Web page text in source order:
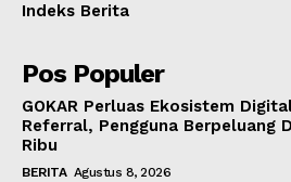
Indeks Berita
Pos Populer
GOKAR Perluas Ekosistem
Referral, Pengguna Berpeluang
Ribu
BERITA Agustus 8, 2026